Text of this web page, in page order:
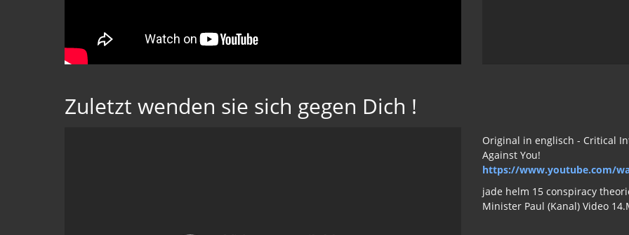
Zuletzt wenden sie sich gegen Dich !
Original in englisch - Critical
Against You!
https://www.youtube.com/
jade helm 15 conspiracy
Minister Paul (Kanal) Video